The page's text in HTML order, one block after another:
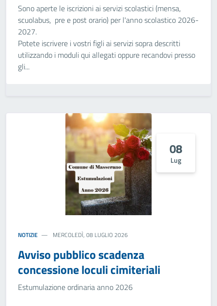
Sono aperte le iscrizioni ai servizi scolastici (mensa,
scuolabus, pre e post orario) per l'anno scolastico 2026-
2027.
Potete iscrivere i vostri figli ai servizi sopra descritti
utilizzando i moduli qui allegati oppure recandovi presso
gli...
08
Lug
NOTIZIE MERCOLEDÌ, 08 LUGLIO 2026
Avviso pubblico scadenza
concessione loculi cimiteriali
Estumulazione ordinaria anno 2026